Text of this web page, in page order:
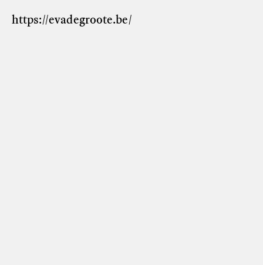
https://evadegroote.be/